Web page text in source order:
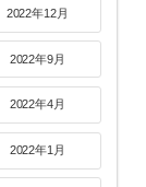
2022年12月
2022年9月
2022年4月
2022年1月